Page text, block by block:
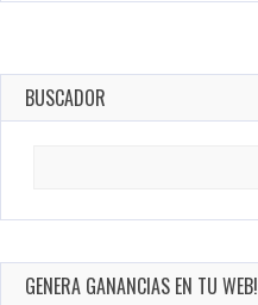
BUSCADOR
GENERA GANANCIAS EN TU WEB!